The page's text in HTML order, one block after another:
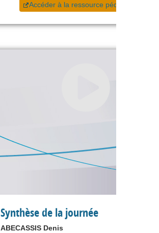
Accéder à la ressource pédagogique
Synthèse de la journée
ABECASSIS Denis